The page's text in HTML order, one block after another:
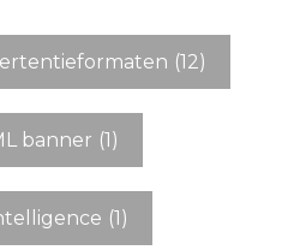
(12)
banner (1)
(1)